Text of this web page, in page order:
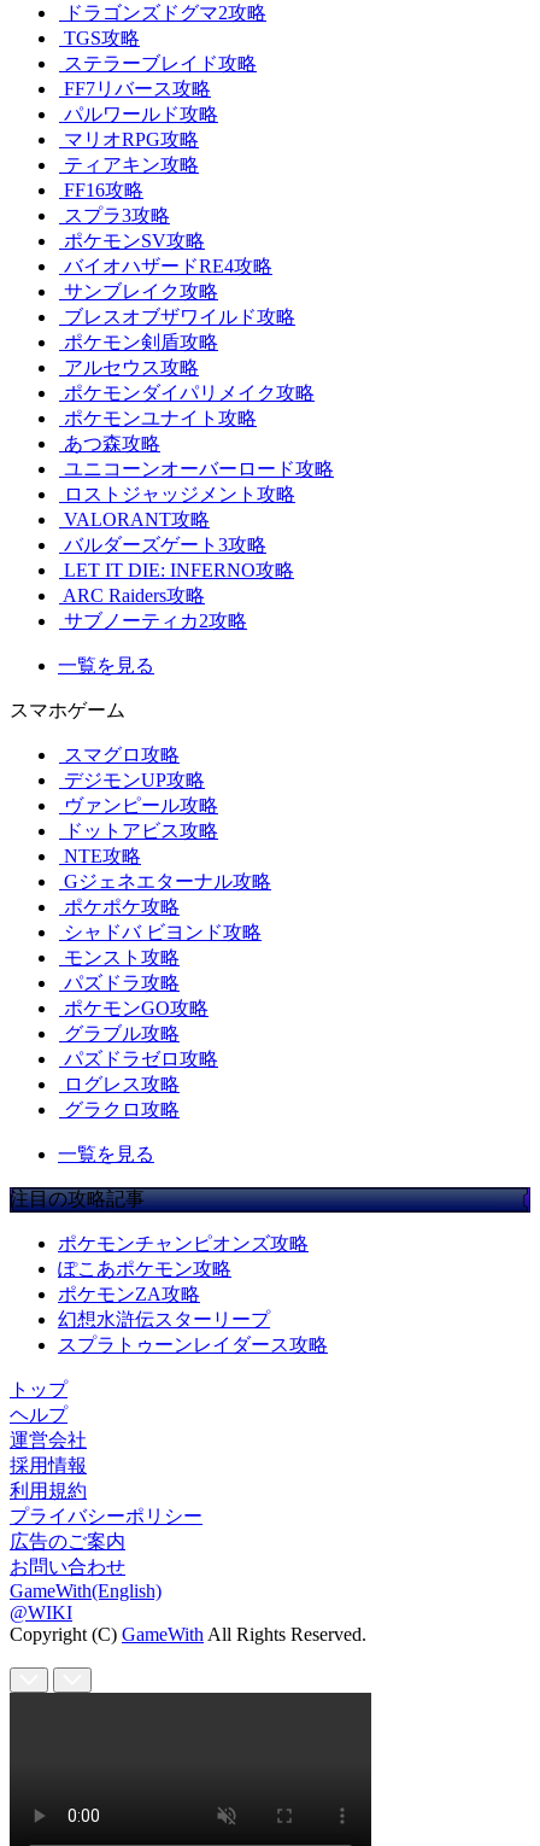
ドラゴンズドグマ2攻略
TGS攻略
ステラーブレイド攻略
FF7リバース攻略
パルワールド攻略
マリオRPG攻略
ティアキン攻略
FF16攻略
スプラ3攻略
ポケモンSV攻略
バイオハザードRE4攻略
サンブレイク攻略
ブレスオブザワイルド攻略
ポケモン剣盾攻略
アルセウス攻略
ポケモンダイパリメイク攻略
ポケモンユナイト攻略
あつ森攻略
ユニコーンオーバーロード攻略
ロストジャッジメント攻略
VALORANT攻略
バルダーズゲート3攻略
LET IT DIE: INFERNO攻略
ARC Raiders攻略
サブノーティカ2攻略
一覧を見る
スマホゲーム
スマグロ攻略
デジモンUP攻略
ヴァンピール攻略
ドットアビス攻略
NTE攻略
Gジェネエターナル攻略
ポケポケ攻略
シャドバ ビヨンド攻略
モンスト攻略
パズドラ攻略
ポケモンGO攻略
グラブル攻略
パズドラゼロ攻略
ログレス攻略
グラクロ攻略
一覧を見る
注目の攻略記事
ポケモンチャンピオンズ攻略
ぽこあポケモン攻略
ポケモンZA攻略
幻想水滸伝スターリープ
スプラトゥーンレイダース攻略
トップ
ヘルプ
運営会社
採用情報
利用規約
プライバシーポリシー
広告のご案内
お問い合わせ
GameWith(English)
@WIKI
Copyright (C) GameWith All Rights Reserved.